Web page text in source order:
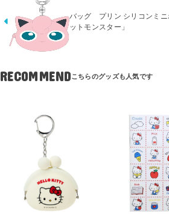
バッグ プリン シリコンミニ
ットモンスター」
RECOMMEND